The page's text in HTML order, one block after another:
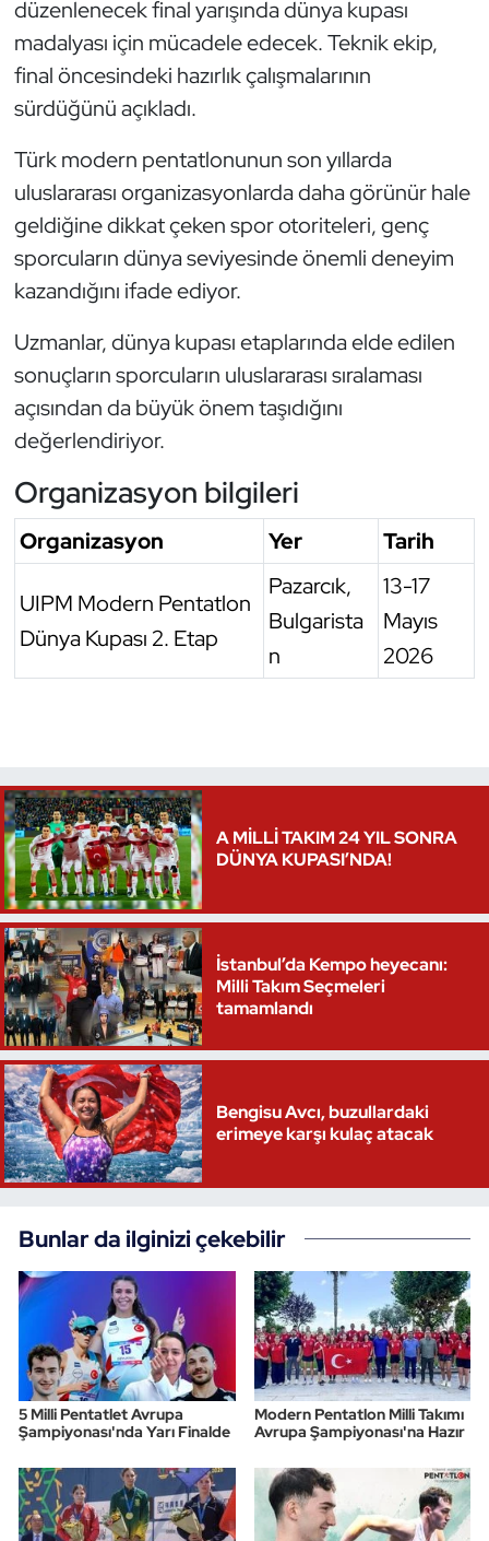
düzenlenecek final yarışında dünya kupası
madalyası için mücadele edecek. Teknik ekip,
final öncesindeki hazırlık çalışmalarının
sürdüğünü açıkladı.
Türk modern pentatlonunun son yıllarda
uluslararası organizasyonlarda daha görünür hale
geldiğine dikkat çeken spor otoriteleri, genç
sporcuların dünya seviyesinde önemli deneyim
kazandığını ifade ediyor.
Uzmanlar, dünya kupası etaplarında elde edilen
sonuçların sporcuların uluslararası sıralaması
açısından da büyük önem taşıdığını
değerlendiriyor.
Organizasyon bilgileri
Organizasyon Yer Tarih
UIPM Modern Pentatlon
Dünya Kupası 2. Etap
Pazarcık,
Bulgarista
n
13-17
Mayıs
2026
A MİLLİ TAKIM 24 YIL SONRA
DÜNYA KUPASI’NDA!
İstanbul’da Kempo heyecanı:
Milli Takım Seçmeleri
tamamlandı
Bengisu Avcı, buzullardaki
erimeye karşı kulaç atacak
Bunlar da ilginizi çekebilir
5 Milli Pentatlet Avrupa
Şampiyonası'nda Yarı Finalde
Modern Pentatlon Milli Takımı
Avrupa Şampiyonası'na Hazır
Triatlon
Voleybol
Vücut Geliştirme Fitness
Wushu Kungfu
Yelken